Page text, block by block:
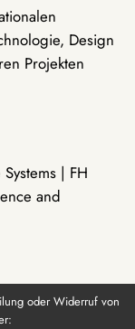
Design
Projekten
| FH
and
oder Widerruf von